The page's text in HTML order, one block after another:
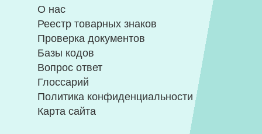
О нас
Реестр товарных знаков
Проверка документов
Базы кодов
Вопрос ответ
Глоссарий
Политика конфиденциальности
Карта сайта